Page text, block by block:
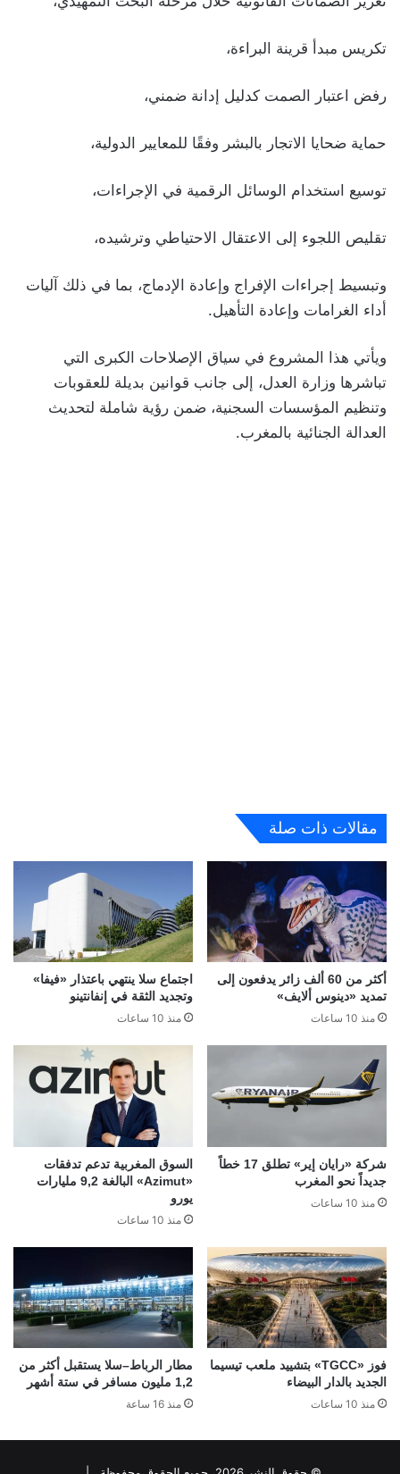
تكريس مبدأ قرينة البراءة،
رفض اعتبار الصمت كدليل إدانة ضمني،
حماية ضحايا الاتجار بالبشر وفقًا للمعايير الدولية،
توسيع استخدام الوسائل الرقمية في الإجراءات،
تقليص اللجوء إلى الاعتقال الاحتياطي وترشيده،
وتبسيط إجراءات الإفراج وإعادة الإدماج، بما في ذلك آليات
أداء الغرامات وإعادة التأهيل.
ويأتي هذا المشروع في سياق الإصلاحات الكبرى التي
تباشرها وزارة العدل، إلى جانب قوانين بديلة للعقوبات
وتنظيم المؤسسات السجنية، ضمن رؤية شاملة لتحديث
العدالة الجنائية بالمغرب.
مقالات ذات صلة
أكثر من 60 ألف زائر يدفعون إلى
تمديد «دينوس ألايف»
منذ 10 ساعات
اجتماع سلا ينتهي باعتذار «فيفا»
وتجديد الثقة في إنفانتينو
منذ 10 ساعات
شركة «رايان إير» تطلق 17 خطاً
جديداً نحو المغرب
منذ 10 ساعات
السوق المغربية تدعم تدفقات
«Azimut» البالغة 9,2 مليارات
يورو
منذ 10 ساعات
فوز «TGCC» بتشييد ملعب تيسيما
الجديد بالدار البيضاء
منذ 10 ساعات
مطار الرباط–سلا يستقبل أكثر من
1,2 مليون مسافر في ستة أشهر
منذ 16 ساعة